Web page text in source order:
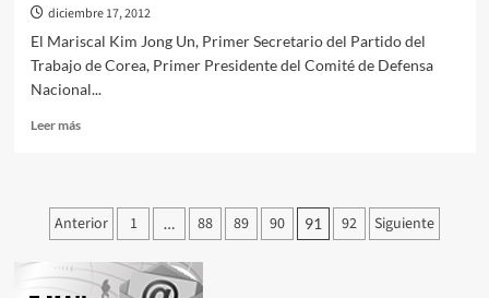
diciembre 17, 2012
El Mariscal Kim Jong Un, Primer Secretario del Partido del
Trabajo de Corea, Primer Presidente del Comité de Defensa
Nacional...
Leer másLeer
JONG
UN
Campo
de
Paginación
de
Anterior 1 … 88 89 90 91 92 Siguiente